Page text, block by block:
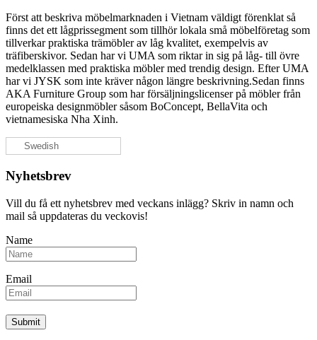
Först att beskriva möbelmarknaden i Vietnam väldigt förenklat så
finns det ett lågprissegment som tillhör lokala små möbelföretag som
tillverkar praktiska trämöbler av låg kvalitet, exempelvis av
träfiberskivor. Sedan har vi UMA som riktar in sig på låg- till övre
medelklassen med praktiska möbler med trendig design. Efter UMA
har vi JYSK som inte kräver någon längre beskrivning.Sedan finns
AKA Furniture Group som har försäljningslicenser på möbler från
europeiska designmöbler såsom BoConcept, BellaVita och
vietnamesiska Nha Xinh.
Swedish
Nyhetsbrev
Vill du få ett nyhetsbrev med veckans inlägg? Skriv in namn och
mail så uppdateras du veckovis!
Name
Email